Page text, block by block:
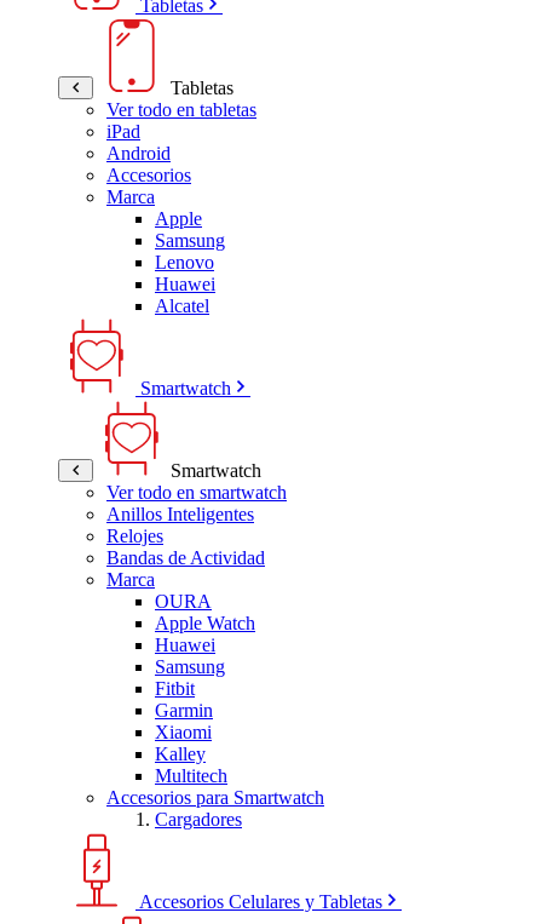
Tabletas
Tabletas
Ver todo en tabletas
iPad
Android
Accesorios
Marca
Apple
Samsung
Lenovo
Huawei
Alcatel
Smartwatch
Smartwatch
Ver todo en smartwatch
Anillos Inteligentes
Relojes
Bandas de Actividad
Marca
OURA
Apple Watch
Huawei
Samsung
Fitbit
Garmin
Xiaomi
Kalley
Multitech
Accesorios para Smartwatch
Cargadores
Accesorios Celulares y Tabletas